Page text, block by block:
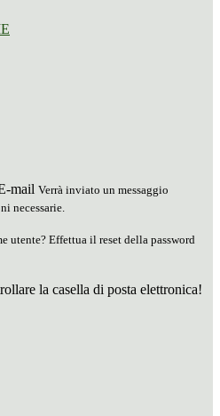
mail Verrà inviato un messaggio
necessarie.
utente? Effettua il reset della password
la casella di posta elettronica!